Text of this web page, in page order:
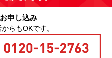
申し込み
らもOKです。